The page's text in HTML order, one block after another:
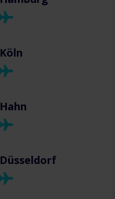
Köln
Hahn
Düsseldorf